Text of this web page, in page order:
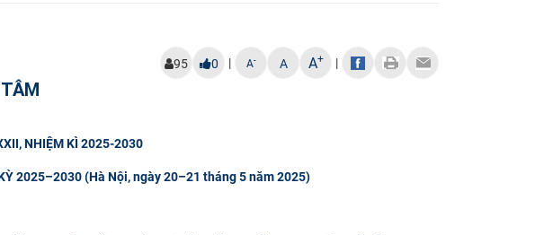
95 0 | A- A A+ |
NHIỆM KÌ 2025-2030
2025–2030 (Hà Nội, ngày 20–21 tháng 5 năm 2025)